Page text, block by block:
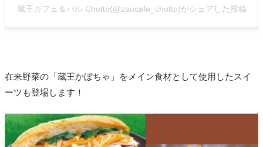
蔵王カフェ＆バル Chotto(@zaocafe_chotto)がシェアした投稿
在来野菜の「蔵王かぼちゃ」をメイン食材として使用したスイ
ーツも登場します！